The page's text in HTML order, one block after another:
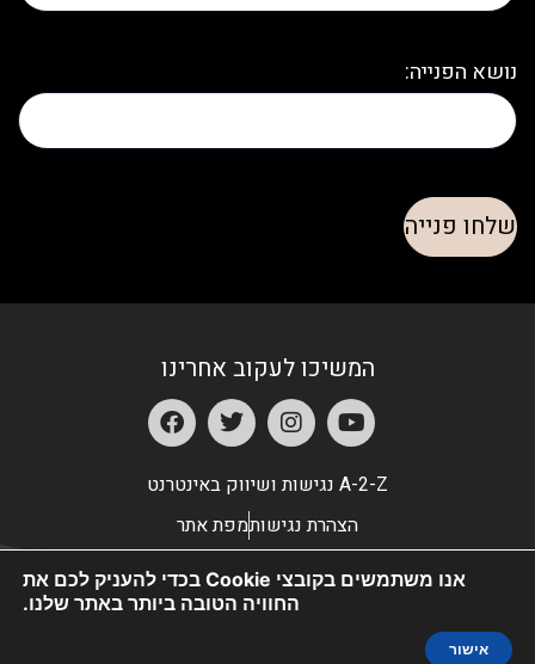
נושא הפנייה:
המשיכו לעקוב אחרינו
A-2-Z נגישות ושיווק באינטרנט
הצהרת נגישותמפת אתר
אנו משתמשים בקובצי Cookie בכדי להעניק לכם את
החוויה הטובה ביותר באתר שלנו.
אישור